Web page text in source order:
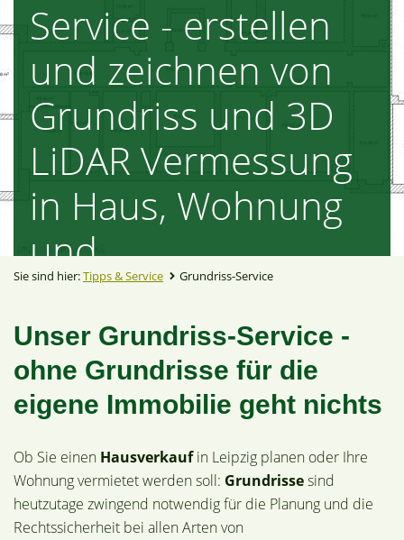
Service - erstellen
und zeichnen von
Grundriss und 3D
LiDAR Vermessung
in Haus, Wohnung
und
Gewerbeimmobilien
.
Wir haben einen Plan!
Sie sind hier:Tipps & Service Grundriss-Service
Unser Grundriss-Service -
ohne Grundrisse für die
eigene Immobilie geht nichts
Ob Sie einen Hausverkaufin Leipzig planen oder Ihre
Wohnung vermietet werden soll: Grundrissesind
heutzutage zwingend notwendig für die Planung und die
Rechtssicherheit bei allen Arten von